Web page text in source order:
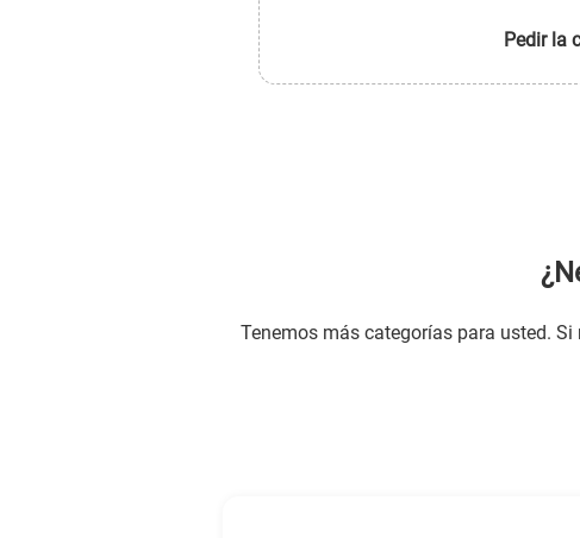
según
Pedir la
Tenemos más categorías para usted.